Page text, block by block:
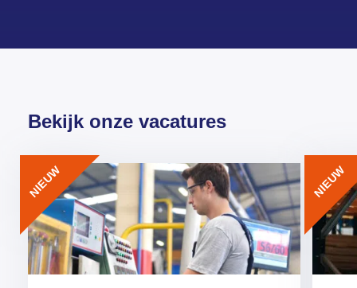
Bekijk onze vacatures
NIEUW NIEUW